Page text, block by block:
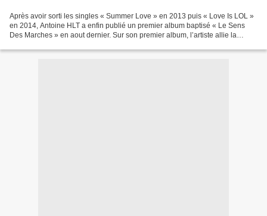
Après avoir sorti les singles « Summer Love » en 2013 puis « Love Is LOL »
en 2014, Antoine HLT a enfin publié un premier album baptisé « Le Sens
Des Marches » en aout dernier. Sur son premier album, l’artiste allie la